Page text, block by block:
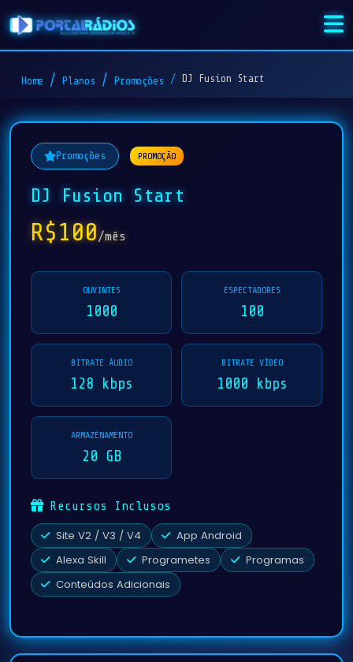
Home Planos Promoções DJ Fusion Start
Promoções PROMOÇÃO
DJ Fusion Start
R$100/mês
OUVINTES
1000
ESPECTADORES
100
BITRATE ÁUDIO
128 kbps
BITRATE VÍDEO
1000 kbps
ARMAZENAMENTO
20 GB
Recursos Inclusos
Site V2 / V3 / V4
App Android
Alexa Skill
Programetes
Programas
Conteúdos Adicionais